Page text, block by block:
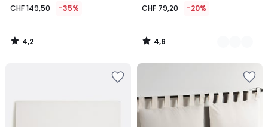
CHF 149,50 -35%
4,2
/
CHF 79,20 -20%
4,6
/